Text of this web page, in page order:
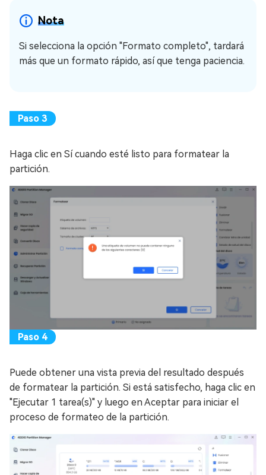
Nota
Si selecciona la opción "Formato completo", tardará
más que un formato rápido, así que tenga paciencia.
Haga clic en Sí cuando esté listo para formatear la
partición.
Puede obtener una vista previa del resultado después
de formatear la partición. Si está satisfecho, haga clic en
"Ejecutar 1 tarea(s)" y luego en Aceptar para iniciar el
proceso de formateo de la partición.